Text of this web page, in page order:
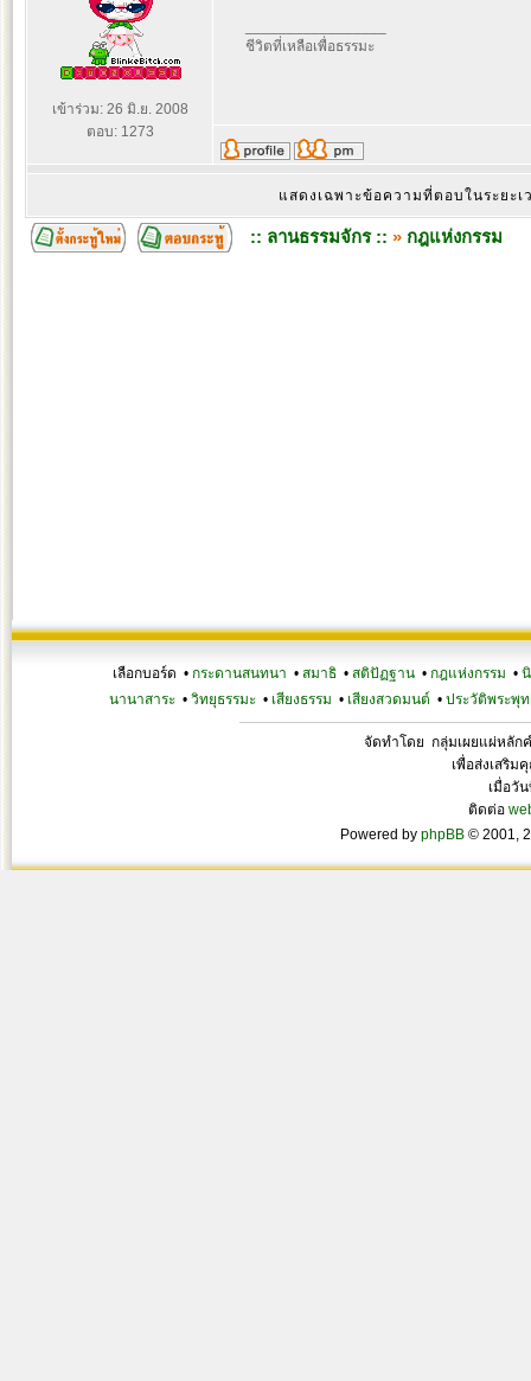
เข้าร่วม: 26 มิ.ย. 2008
ตอบ: 1273
ชีวิตที่เหลือเพื่อธรรมะ
แสดงเฉพาะข้อความที่ตอบในระยะ
:: ลานธรรมจักร :: » กฎแห่งกรรม
เลือกบอร์ด • กระดานสนทนา • สมาธิ • สติปัฏฐาน • กฎแห่งกรรม •
นานาสาระ• วิทยุธรรมะ• เสียงธรรม • เสียงสวดมนต์ • ประวัติพระพุท
จัดทำโดย กลุ่มเผยแผ่หลัก
เพื่อส่งเสริม
เมื่อวั
ติดต่อ
Powered by phpBB © 2001,